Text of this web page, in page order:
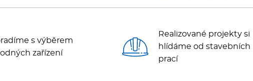
s výběrem
zařízení
Realizované projekty si
hlídáme od stavebních
prací